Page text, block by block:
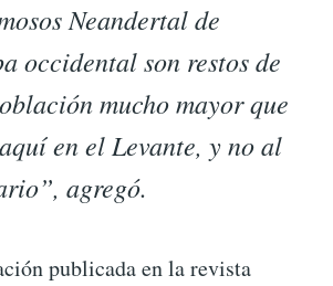
Neandertal de
occidental son restos de
mucho mayor que
en el Levante, y no al
agregó.
publicada en la revista